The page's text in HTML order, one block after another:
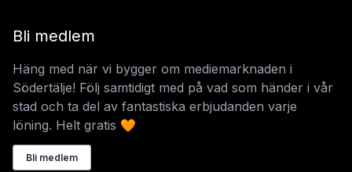
Bli medlem
Häng med när vi bygger om mediemarknaden i
Södertälje! Följ samtidigt med på vad som händer i vår
stad och ta del av fantastiska erbjudanden varje
löning. Helt gratis 🧡
Bli medlem